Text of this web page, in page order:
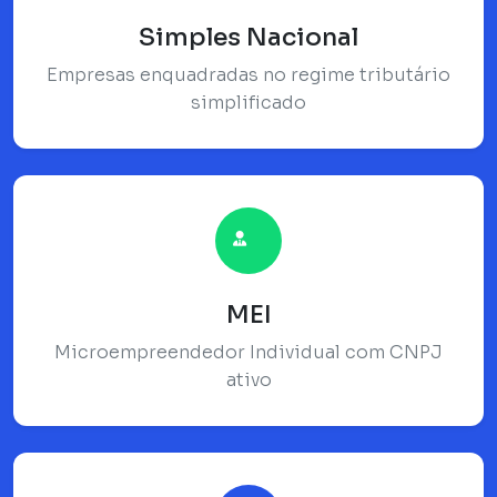
Simples Nacional
Empresas enquadradas no regime tributário
simplificado
MEI
Microempreendedor Individual com CNPJ
ativo